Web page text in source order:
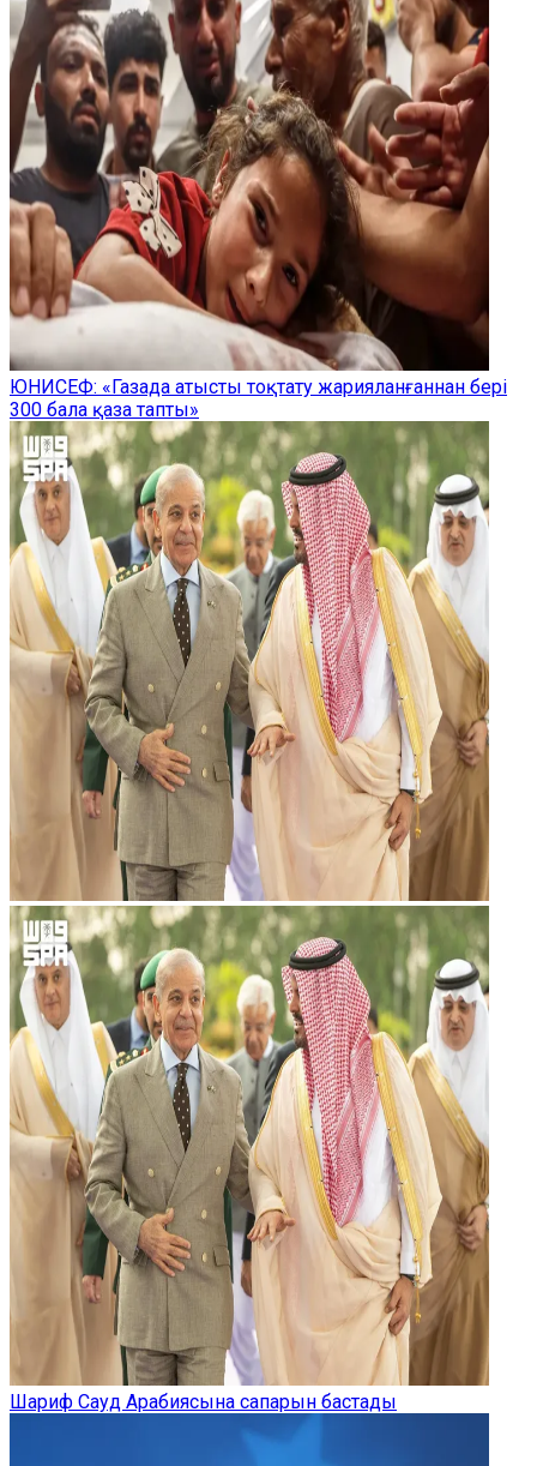
ЮНИСЕФ: «Газада атысты тоқтату жарияланғаннан бері
300 бала қаза тапты»
Шариф Сауд Арабиясына сапарын бастады